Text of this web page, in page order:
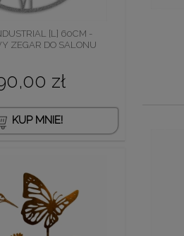
[L] 60CM -
ZEGAR DO SALONU
zł
KUP MNIE!